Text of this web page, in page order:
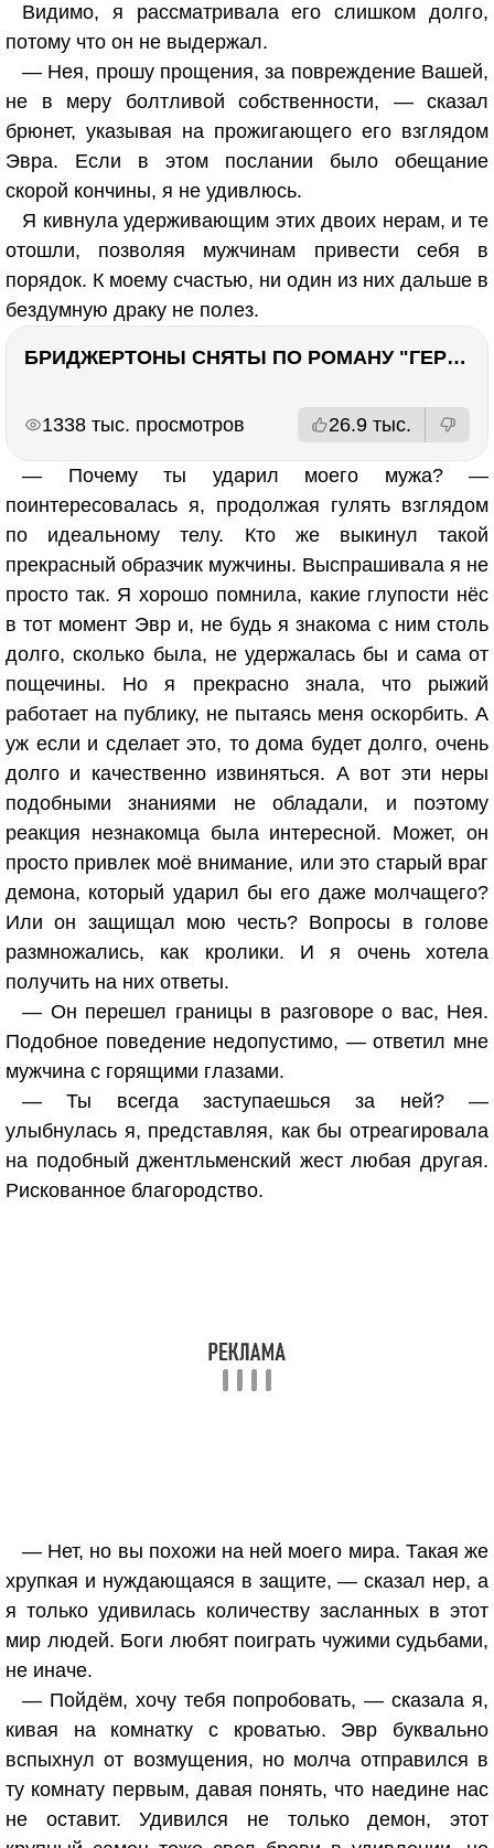
Видимо, я рассматривала его слишком долго,
потому что он не выдержал.
— Нея, прошу прощения, за повреждение Вашей,
не в меру болтливой собственности, — сказал
брюнет, указывая на прожигающего его взглядом
Эвра. Если в этом послании было обещание
скорой кончины, я не удивлюсь.
Я кивнула удерживающим этих двоих нерам, и те
отошли, позволяя мужчинам привести себя в
порядок. К моему счастью, ни один из них дальше в
бездумную драку не полез.
БРИДЖЕРТОНЫ СНЯТЫ ПО РОМАНУ "ГЕРЦОГ И Я". Стоит ли читать?
1338 тыс. просмотров 26.9 тыс.
— Почему ты ударил моего мужа? —
поинтересовалась я, продолжая гулять взглядом
по идеальному телу. Кто же выкинул такой
прекрасный образчик мужчины. Выспрашивала я не
просто так. Я хорошо помнила, какие глупости нёс
в тот момент Эвр и, не будь я знакома с ним столь
долго, сколько была, не удержалась бы и сама от
пощечины. Но я прекрасно знала, что рыжий
работает на публику, не пытаясь меня оскорбить. А
уж если и сделает это, то дома будет долго, очень
долго и качественно извиняться. А вот эти неры
подобными знаниями не обладали, и поэтому
реакция незнакомца была интересной. Может, он
просто привлек моё внимание, или это старый враг
демона, который ударил бы его даже молчащего?
Или он защищал мою честь? Вопросы в голове
размножались, как кролики. И я очень хотела
получить на них ответы.
— Он перешел границы в разговоре о вас, Нея.
Подобное поведение недопустимо, — ответил мне
мужчина с горящими глазами.
— Ты всегда заступаешься за ней? —
улыбнулась я, представляя, как бы отреагировала
на подобный джентльменский жест любая другая.
Рискованное благородство.
— Нет, но вы похожи на ней моего мира. Такая же
хрупкая и нуждающаяся в защите, — сказал нер, а
я только удивилась количеству засланных в этот
мир людей. Боги любят поиграть чужими судьбами,
не иначе.
— Пойдём, хочу тебя попробовать, — сказала я,
кивая на комнатку с кроватью. Эвр буквально
вспыхнул от возмущения, но молча отправился в
ту комнату первым, давая понять, что наедине нас
не оставит. Удивился не только демон, этот